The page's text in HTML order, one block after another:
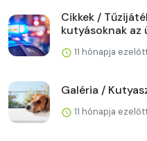
Cikkek /
kutyásoknak az
11 hónapja
Galéria /
11 hónapja